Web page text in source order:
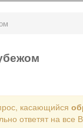
касающийся
ответят на все